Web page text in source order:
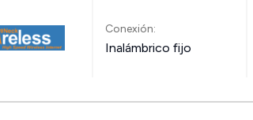
Conexión:
Inalámbrico fijo